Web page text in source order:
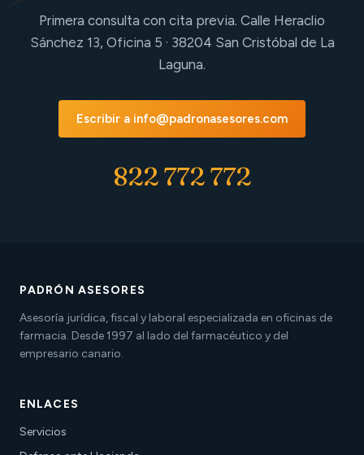
Primera consulta con cita previa. Calle Heraclio
Sánchez 13, Oficina 5 · 38204 San Cristóbal de La
Laguna.
Escribir a info@padronasesores.com
822 772 772
PADRÓN ASESORES
Asesoría jurídica, fiscal y laboral especializada en oficinas de
farmacia. Desde 1997 al lado del farmacéutico y del
empresario canario.
ENLACES
Servicios